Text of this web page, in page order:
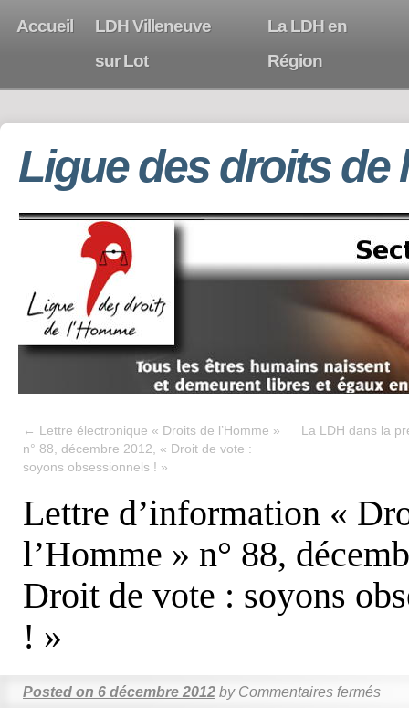
Accueil
LDH Villeneuve
sur Lot
La LDH en
Région
Ligue des droits de
← Lettre électronique « Droits de l’Homme »
n° 88, décembre 2012, « Droit de vote :
soyons obsessionnels ! »
La LDH dans la
Lettre d’information «
l’Homme » n° 88,
Droit de vote : soyons
! »
Posted on 6 décembre 2012 by Commentaires fermés